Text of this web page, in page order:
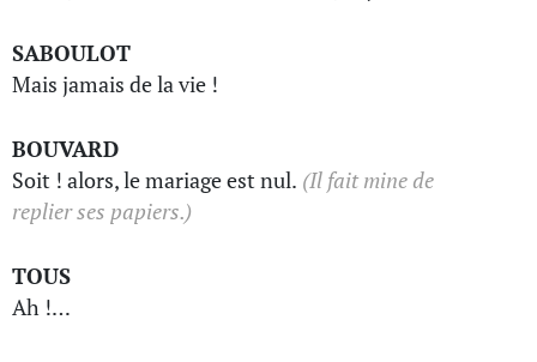
SABOULOT
Mais jamais de la vie !
BOUVARD
Soit ! alors, le mariage est nul. (Il fait mine de
replier ses papiers.)
TOUS
Ah !…